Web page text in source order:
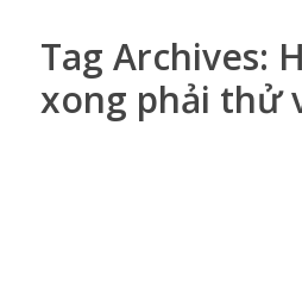
Tag Archives:
xong phải thử